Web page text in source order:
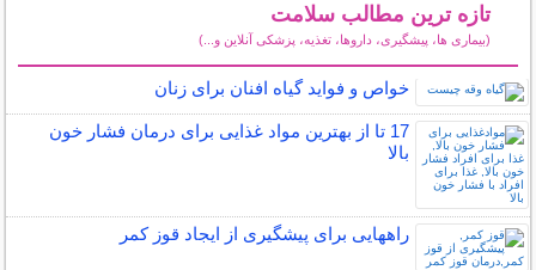
تازه ترین مطالب سلامت
(بیماری ها، پیشگیری، داروها، تغذیه، پزشکی آنلاین و...)
خواص و فواید گیاه افنان برای زنان
17 تا از بهترین مواد غذایی برای درمان فشار خون
بالا
راههایی برای پیشگیری از ایجاد قوز کمر